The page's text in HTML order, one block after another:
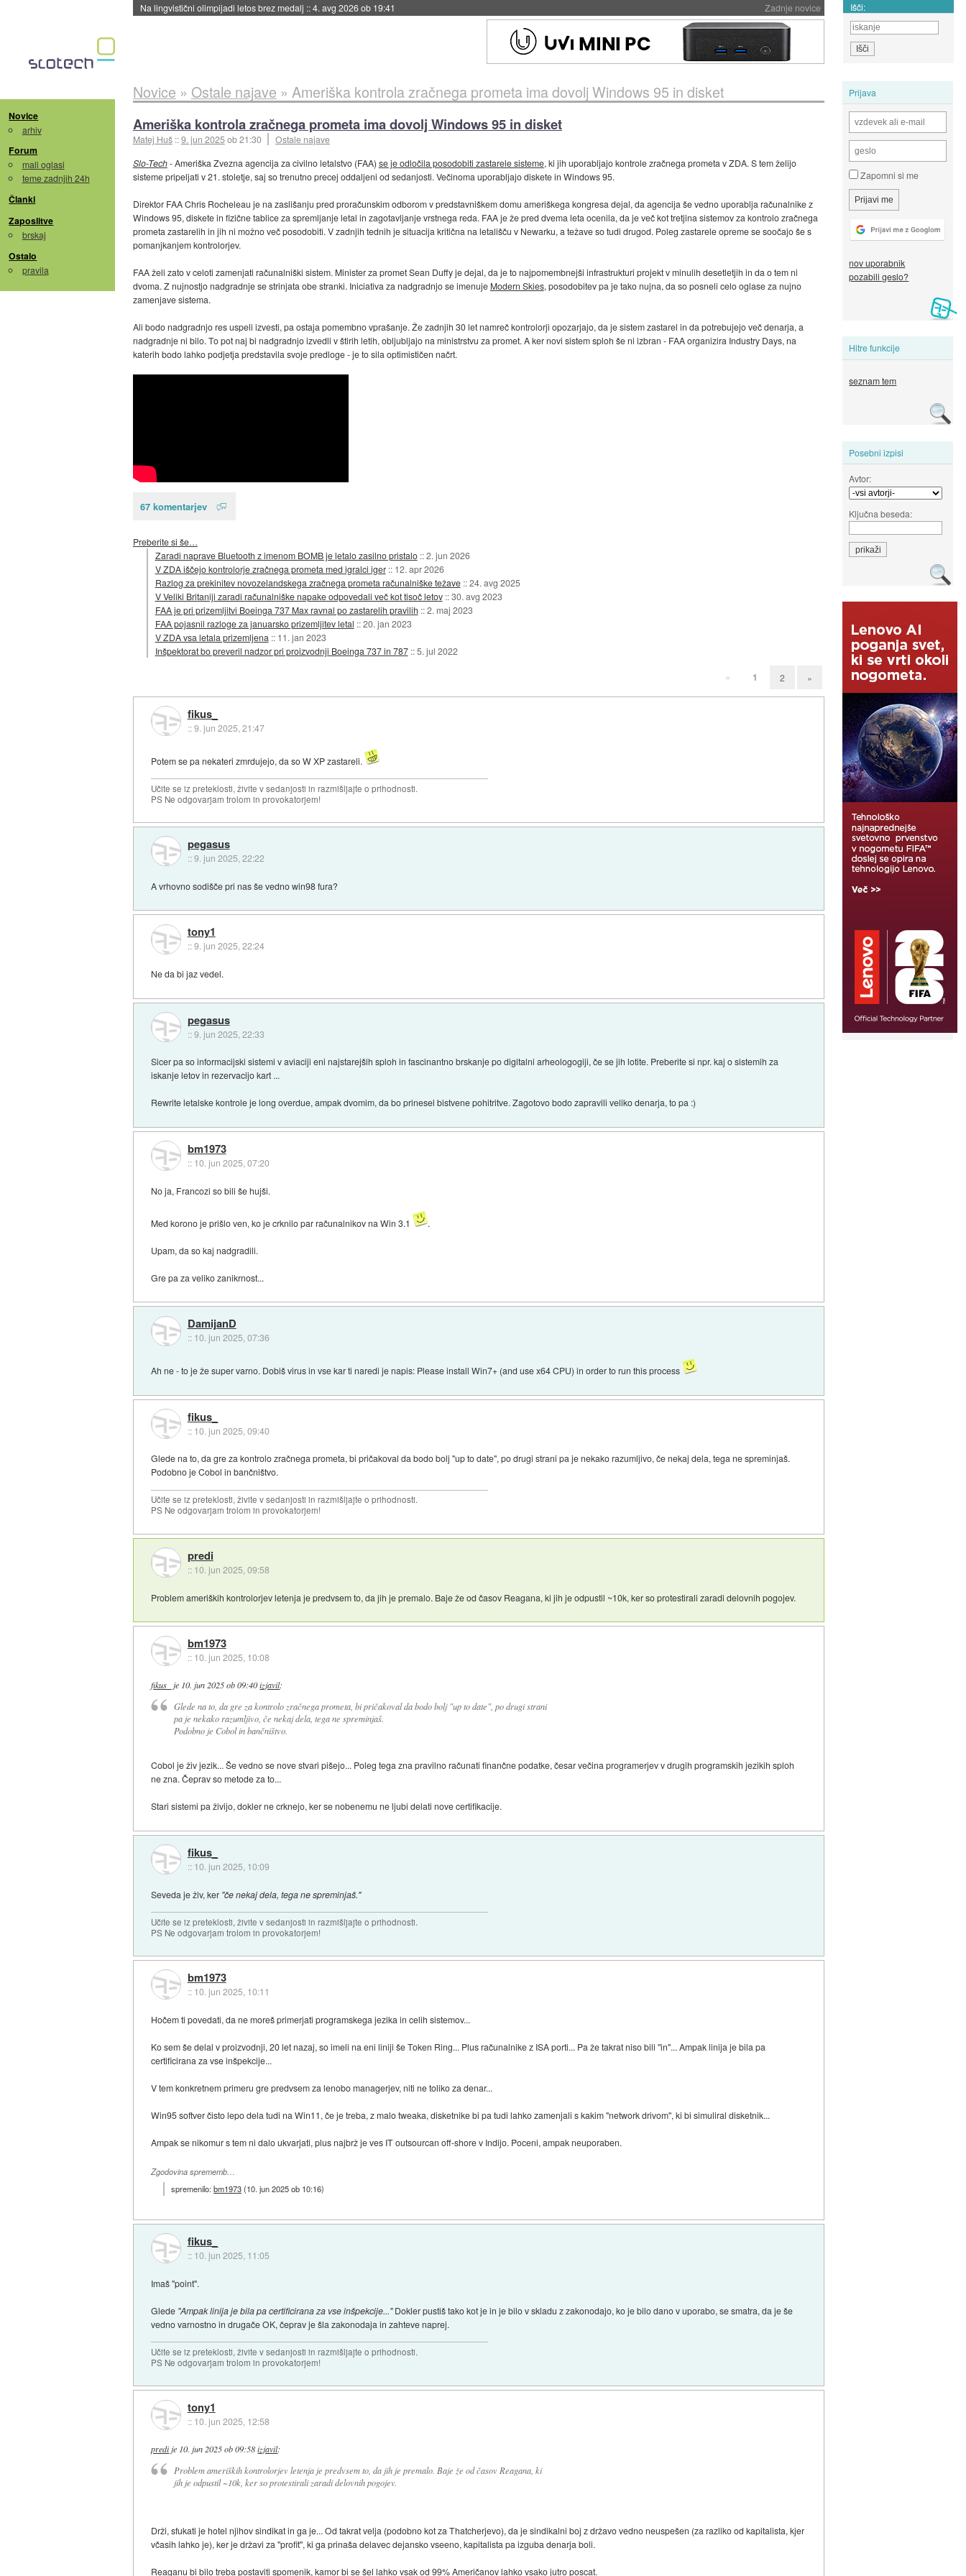
Zadnje novice
Na lingvistični olimpijadi letos brez medalj ::4. avg 2026 ob 19:41 Išči:
Novice
arhiv
Forum
mali oglasi
teme zadnjih 24h
Članki
Zaposlitve
brskaj
Ostalo
pravila
Prijava
Zapomni si me
nov uporabnik
pozabili geslo?
Hitre funkcije
seznam tem
Posebni izpisi
Avtor:
Ključna beseda:
Novice » Ostale najave » Ameriška kontrola zračnega prometa ima dovolj Windows 95 in disket
Ameriška kontrola zračnega prometa ima dovolj Windows 95 in disket
Matej Huš ::9. jun 2025ob 21:30
Ostale najave
Slo-Tech- Ameriška Zvezna agencija za civilno letalstvo (FAA) se je odločila posodobiti zastarele sisteme, ki jih uporabljajo kontrole zračnega prometa v ZDA. S tem želijo
sisteme pripeljati v 21. stoletje, saj so trenutno precej oddaljeni od sedanjosti. Večinoma uporabljajo diskete in Windows 95.
Direktor FAA Chris Rocheleau je na zaslišanju pred proračunskim odborom v predstavniškem domu ameriškega kongresa dejal, da agencija še vedno uporablja računalnike z
Windows 95, diskete in fizične tablice za spremljanje letal in zagotavljanje vrstnega reda. FAA je že pred dvema leta ocenila, da je več kot tretjina sistemov za kontrolo zračnega
prometa zastarelih in jih ni možno več posodobiti. V zadnjih tednih je situacija kritična na letališču v Newarku, a težave so tudi drugod. Poleg zastarele opreme se soočajo še s
pomanjkanjem kontrolorjev.
FAA želi zato v celoti zamenjati računalniški sistem. Minister za promet Sean Duffy je dejal, da je to najpomembnejši infrastrukturi projekt v minulih desetletjih in da o tem ni
dvoma. Z nujnostjo nadgradnje se strinjata obe stranki. Iniciativa za nadgradnjo se imenuje Modern Skies, posodobitev pa je tako nujna, da so posneli celo oglase za nujno
zamenjave sistema.
Ali bodo nadgradnjo res uspeli izvesti, pa ostaja pomembno vprašanje. Že zadnjih 30 let namreč kontrolorji opozarjajo, da je sistem zastarel in da potrebujejo več denarja, a
nadgradnje ni bilo. To pot naj bi nadgradnjo izvedli v štirih letih, obljubljajo na ministrstvu za promet. A ker novi sistem sploh še ni izbran - FAA organizira Industry Days, na
katerih bodo lahko podjetja predstavila svoje predloge - je to sila optimističen načrt.
67 komentarjev
Preberite si še…
Zaradi naprave Bluetooth z imenom BOMB je letalo zasilno pristalo ::2. jun 2026
V ZDA iščejo kontrolorje zračnega prometa med igralci iger :: 12. apr 2026
Razlog za prekinitev novozelandskega zračnega prometa računalniške težave ::24. avg 2025
V Veliki Britaniji zaradi računalniške napake odpovedali več kot tisoč letov ::30. avg 2023
FAA je pri prizemljitvi Boeinga 737 Max ravnal po zastarelih pravilih ::2. maj 2023
FAA pojasnil razloge za januarsko prizemljitev letal ::20. jan 2023
V ZDA vsa letala prizemljena :: 11. jan 2023
Inšpektorat bo preveril nadzor pri proizvodnji Boeinga 737 in 787 ::5. jul 2022
« 1 2 »
fikus_
::9. jun 2025, 21:47
Potem se pa nekateri zmrdujejo, da so W XP zastareli.
Učite se iz preteklosti, živite v sedanjosti in razmišljajte o prihodnosti.
PS Ne odgovarjam trolom in provokatorjem!
pegasus
::9. jun 2025, 22:22
A vrhovno sodišče pri nas še vedno win98 fura?
tony1
::9. jun 2025, 22:24
Ne da bi jaz vedel.
pegasus
::9. jun 2025, 22:33
Sicer pa so informacijski sistemi v aviaciji eni najstarejših sploh in fascinantno brskanje po digitalni arheologogiji, če se jih lotite. Preberite si npr. kaj o sistemih za
iskanje letov in rezervacijo kart ...
Rewrite letalske kontrole je long overdue, ampak dvomim, da bo prinesel bistvene pohitritve. Zagotovo bodo zapravili veliko denarja, to pa :)
bm1973
:: 10. jun 2025, 07:20
No ja, Francozi so bili še hujši.
Med korono je prišlo ven, ko je crknilo par računalnikov na Win 3.1 .
Upam, da so kaj nadgradili.
Gre pa za veliko zanikrnost...
DamijanD
:: 10. jun 2025, 07:36
Ah ne - to je že super varno. Dobiš virus in vse kar ti naredi je napis: Please install Win7+ (and use x64 CPU) in order to run this process
fikus_
:: 10. jun 2025, 09:40
Glede na to, da gre za kontrolo zračnega prometa, bi pričakoval da bodo bolj "up to date", po drugi strani pa je nekako razumljivo, če nekaj dela, tega ne spreminjaš.
Podobno je Cobol in bančništvo.
Učite se iz preteklosti, živite v sedanjosti in razmišljajte o prihodnosti.
PS Ne odgovarjam trolom in provokatorjem!
predi
:: 10. jun 2025, 09:58
Problem ameriških kontrolorjev letenja je predvsem to, da jih je premalo. Baje že od časov Reagana, ki jih je odpustil ~10k, ker so protestirali zaradi delovnih pogojev.
bm1973
:: 10. jun 2025, 10:08
fikus_ je 10. jun 2025 ob 09:40 izjavil:
Glede na to, da gre za kontrolo zračnega prometa, bi pričakoval da bodo bolj "up to date", po drugi strani
pa je nekako razumljivo, če nekaj dela, tega ne spreminjaš.
Podobno je Cobol in bančništvo.
Cobol je živ jezik... Še vedno se nove stvari pišejo... Poleg tega zna pravilno računati finančne podatke, česar večina programerjev v drugih programskih jezikih sploh
ne zna. Čeprav so metode za to...
Stari sistemi pa živijo, dokler ne crknejo, ker se nobenemu ne ljubi delati nove certifikacije.
fikus_
:: 10. jun 2025, 10:09
Seveda je živ, ker "če nekaj dela, tega ne spreminjaš."
Učite se iz preteklosti, živite v sedanjosti in razmišljajte o prihodnosti.
PS Ne odgovarjam trolom in provokatorjem!
bm1973
:: 10. jun 2025, 10:11
Hočem ti povedati, da ne moreš primerjati programskega jezika in celih sistemov...
Ko sem še delal v proizvodnji, 20 let nazaj, so imeli na eni liniji še Token Ring... Plus računalnike z ISA porti... Pa že takrat niso bili "in"... Ampak linija je bila pa
certificirana za vse inšpekcije...
V tem konkretnem primeru gre predvsem za lenobo managerjev, niti ne toliko za denar...
Win95 softver čisto lepo dela tudi na Win11, če je treba, z malo tweaka, disketnike bi pa tudi lahko zamenjali s kakim "network drivom", ki bi simuliral disketnik...
Ampak se nikomur s tem ni dalo ukvarjati, plus najbrž je ves IT outsourcan off-shore v Indijo. Poceni, ampak neuporaben.
Zgodovina sprememb…
spremenilo:bm1973(10. jun 2025 ob 10:16)
fikus_
:: 10. jun 2025, 11:05
Imaš "point".
Glede "Ampak linija je bila pa certificirana za vse inšpekcije..."Dokler pustiš tako kot je in je bilo v skladu z zakonodajo, ko je bilo dano v uporabo, se smatra, da je še
vedno varnostno in drugače OK, čeprav je šla zakonodaja in zahteve naprej.
Učite se iz preteklosti, živite v sedanjosti in razmišljajte o prihodnosti.
PS Ne odgovarjam trolom in provokatorjem!
tony1
:: 10. jun 2025, 12:58
predije 10. jun 2025 ob 09:58 izjavil:
Problem ameriških kontrolorjev letenja je predvsem to, da jih je premalo. Baje že od časov Reagana, ki
jih je odpustil ~10k, ker so protestirali zaradi delovnih pogojev.
Drži, sfukati je hotel njihov sindikat in ga je... Od takrat velja (podobno kot za Thatcherjevo), da je sindikalni boj z državo vedno neuspešen (za razliko od kapitalista, kjer
včasih lahko je), ker je državi za "profit", ki ga prinaša delavec dejansko vseeno, kapitalista pa izguba denarja boli.
Reaganu bi bilo treba postaviti spomenik, kamor bi se šel lahko vsak od 99% Američanov lahko vsako jutro poscat.